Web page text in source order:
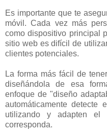
Es importante que te
móvil. Cada vez más
como dispositivo principal
sitio web es difícil de
clientes potenciales.
La forma más fácil de
diseñándola de esa
enfoque de "diseño
automáticamente
utilizando y adapten el
corresponda.